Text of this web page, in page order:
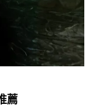
薦